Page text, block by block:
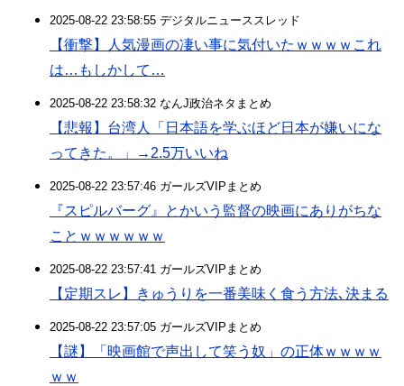
2025-08-22 23:58:55 デジタルニューススレッド
【衝撃】人気漫画の凄い事に気付いたｗｗｗｗこれ
は…もしかして…
2025-08-22 23:58:32 なんJ政治ネタまとめ
【悲報】台湾人「日本語を学ぶほど日本が嫌いにな
ってきた。」→2.5万いいね
2025-08-22 23:57:46 ガールズVIPまとめ
『スピルバーグ』とかいう監督の映画にありがちな
ことｗｗｗｗｗｗ
2025-08-22 23:57:41 ガールズVIPまとめ
【定期スレ】きゅうりを一番美味く食う方法､決まる
2025-08-22 23:57:05 ガールズVIPまとめ
【謎】「映画館で声出して笑う奴」の正体ｗｗｗｗ
ｗｗ